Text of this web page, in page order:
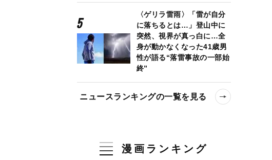
〈ゲリラ雷雨〉「雷が自分
に落ちるとは…」登山中に
突然、視界が真っ白に…全
身が動かなくなった41歳男
性が語る“落雷事故の一部始
終”
ニュースランキングの一覧を見る
漫画ランキング